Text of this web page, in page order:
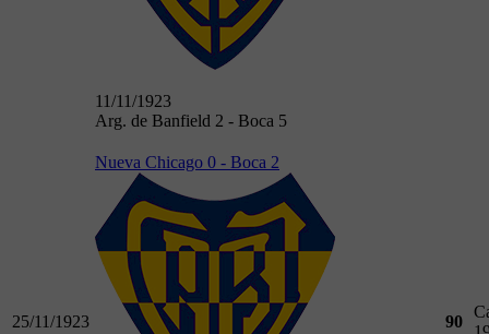
11/11/1923
Arg. de Banfield 2 - Boca 5
25/11/1923
Nueva Chicago 0 - Boca 2
90